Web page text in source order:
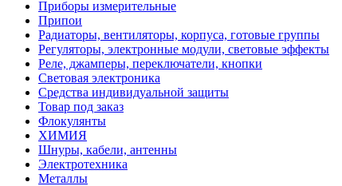
Приборы измерительные
Припои
Радиаторы, вентиляторы, корпуса, готовые группы
Регуляторы, электронные модули, световые эффекты
Реле, джамперы, переключатели, кнопки
Световая электроника
Средства индивидуальной защиты
Товар под заказ
Флокулянты
ХИМИЯ
Шнуры, кабели, антенны
Электротехника
Металлы